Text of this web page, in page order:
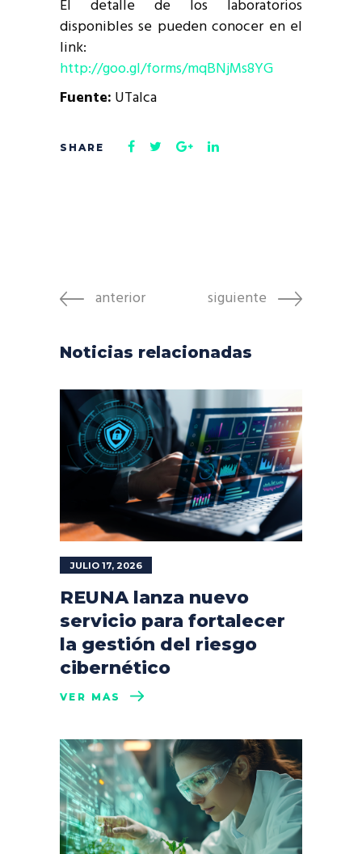
El detalle de los laboratorios
disponibles se pueden conocer en el
link:
http://goo.gl/forms/mqBNjMs8YG
Fuente: UTalca
anterior siguiente
Noticias relacionadas
JULIO 17, 2026
REUNA lanza nuevo
servicio para fortalecer
la gestión del riesgo
cibernético
VER MÁS